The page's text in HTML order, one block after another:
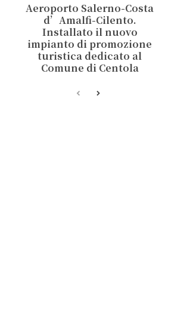
Aeroporto Salerno-Costa
d’Amalfi-Cilento.
Installato il nuovo
impianto di promozione
turistica dedicato al
Comune di Centola